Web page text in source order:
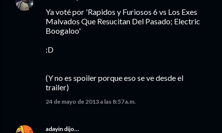
Ya voté por 'Rapidos y Furiosos 6 vs Los Exes
Malvados Que Resucitan Del Pasado; Electric
Boogaloo'
:D
(Y no es spoiler porque eso se ve desde el
trailer)
24 de mayo de 2013 a las 8:57 a.m.
adayin dijo…